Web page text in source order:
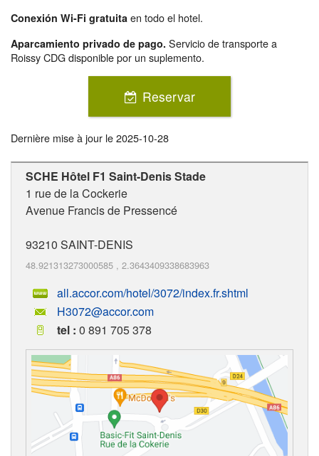
Conexión Wi-Fi gratuita en todo el hotel.
Aparcamiento privado de pago. Servicio de transporte a
Roissy CDG disponible por un suplemento.
Reservar
Dernière mise à jour le2025-10-28
SCHE Hôtel F1 Saint-Denis Stade
1 rue de la Cockerie
Avenue Francis de Pressencé
93210 SAINT-DENIS
48.921313273000585 , 2.3643409338683963
all.accor.com/hotel/3072/index.fr.shtml
H3072@accor.com
tel : 0 891 705 378